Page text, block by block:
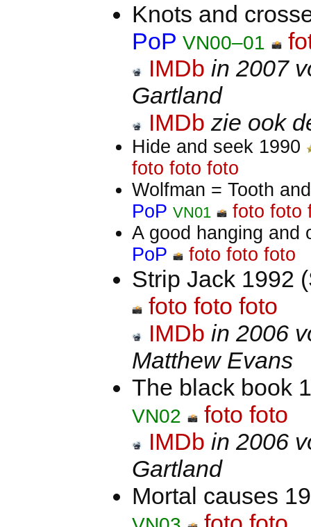
Knots and
PoP VN00–01
IMDb in 2007
Gartland
IMDb zie ook
Hide and seek 1990
foto foto foto
Wolfman = Tooth
PoP VN01 foto foto
A good hanging and
PoP
foto foto foto
Strip Jack 1992
foto foto foto
IMDb in 2006
Matthew Evans
The black book
VN02 foto foto
IMDb in 2006
Gartland
Mortal causes